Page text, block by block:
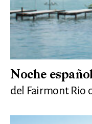
Noche
del Fairmont Rio